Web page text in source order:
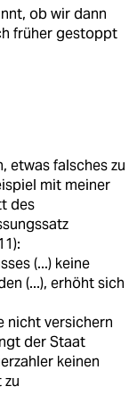
ob wir dann
früher gestoppt
etwas falsches zu
mit meiner
des
:
(...) keine
(...), erhöht sich
nicht versichern
der Staat
keinen